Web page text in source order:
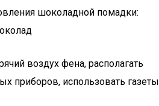
шоколадной помадки:
воздух фена, располагать
приборов, использовать газеты